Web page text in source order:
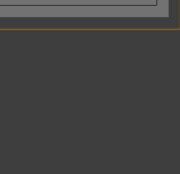
Universalwaschmittel